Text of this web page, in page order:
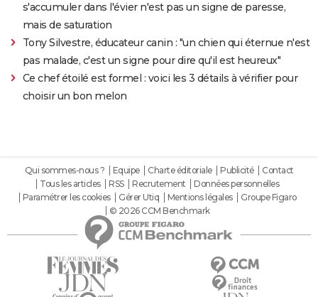
s'accumuler dans l'évier n'est pas un signe de paresse,
mais de saturation
Tony Silvestre, éducateur canin : "un chien qui éternue n'est
pas malade, c'est un signe pour dire qu'il est heureux"
Ce chef étoilé est formel : voici les 3 détails à vérifier pour
choisir un bon melon
Qui sommes-nous ? Equipe Charte éditoriale Publicité
Contact
Tous les articles
RSS Recrutement
Données personnelles
Paramétrer les cookies
Gérer Utiq Mentions légales
Groupe Figaro
© 2026 CCM Benchmark